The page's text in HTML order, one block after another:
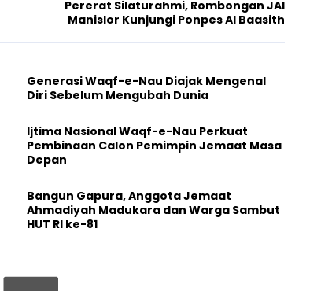
Pererat Silaturahmi, Rombongan JAI
Manislor Kunjungi Ponpes Al Baasith
Generasi Waqf-e-Nau Diajak Mengenal
Diri Sebelum Mengubah Dunia
Ijtima Nasional Waqf-e-Nau Perkuat
Pembinaan Calon Pemimpin Jemaat Masa
Depan
Bangun Gapura, Anggota Jemaat
Ahmadiyah Madukara dan Warga Sambut
HUT RI ke-81